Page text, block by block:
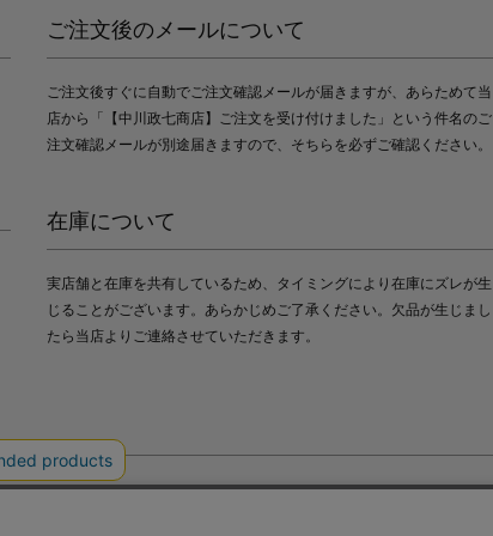
ご注文後のメールについて
ご注文後すぐに自動でご注文確認メールが届きますが、あらためて当
店から「【中川政七商店】ご注文を受け付けました」という件名のご
注文確認メールが別途届きますので、そちらを必ずご確認ください。
在庫について
実店舗と在庫を共有しているため、タイミングにより在庫にズレが生
じることがございます。あらかじめご了承ください。欠品が生じまし
たら当店よりご連絡させていただきます。